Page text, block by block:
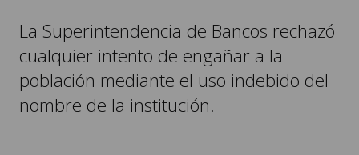
La Superintendencia de Bancos rechazó
cualquier intento de engañar a la
población mediante el uso indebido del
nombre de la institución.